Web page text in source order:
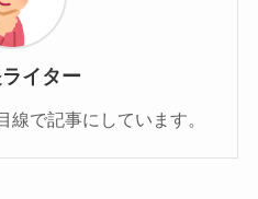
イター
線で記事にしています。